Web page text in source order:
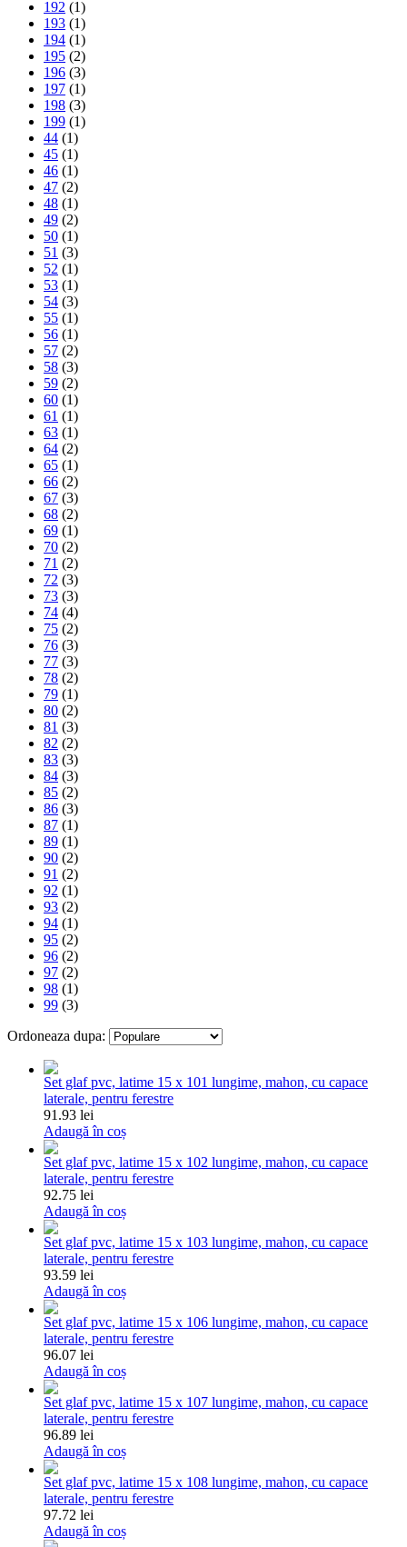
192 (1)
193 (1)
194 (1)
195 (2)
196 (3)
197 (1)
198 (3)
199 (1)
44 (1)
45 (1)
46 (1)
47 (2)
48 (1)
49 (2)
50 (1)
51 (3)
52 (1)
53 (1)
54 (3)
55 (1)
56 (1)
57 (2)
58 (3)
59 (2)
60 (1)
61 (1)
63 (1)
64 (2)
65 (1)
66 (2)
67 (3)
68 (2)
69 (1)
70 (2)
71 (2)
72 (3)
73 (3)
74 (4)
75 (2)
76 (3)
77 (3)
78 (2)
79 (1)
80 (2)
81 (3)
82 (2)
83 (3)
84 (3)
85 (2)
86 (3)
87 (1)
89 (1)
90 (2)
91 (2)
92 (1)
93 (2)
94 (1)
95 (2)
96 (2)
97 (2)
98 (1)
99 (3)
Ordoneaza dupa:
Set glaf pvc, latime 15 x 101 lungime, mahon, cu capace
laterale, pentru ferestre
91.93 lei
Adaugă în coș
Set glaf pvc, latime 15 x 102 lungime, mahon, cu capace
laterale, pentru ferestre
92.75 lei
Adaugă în coș
Set glaf pvc, latime 15 x 103 lungime, mahon, cu capace
laterale, pentru ferestre
93.59 lei
Adaugă în coș
Set glaf pvc, latime 15 x 106 lungime, mahon, cu capace
laterale, pentru ferestre
96.07 lei
Adaugă în coș
Set glaf pvc, latime 15 x 107 lungime, mahon, cu capace
laterale, pentru ferestre
96.89 lei
Adaugă în coș
Set glaf pvc, latime 15 x 108 lungime, mahon, cu capace
laterale, pentru ferestre
97.72 lei
Adaugă în coș